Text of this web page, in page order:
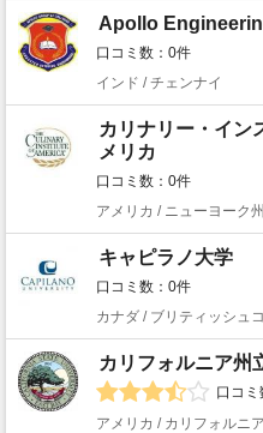
Apollo
口コミ数：0件
インド / チェンナイ
カリナリー・イン
メリカ
口コミ数：0件
キャピラノ大学
口コミ数：0件
カリフォルニア州
口コ